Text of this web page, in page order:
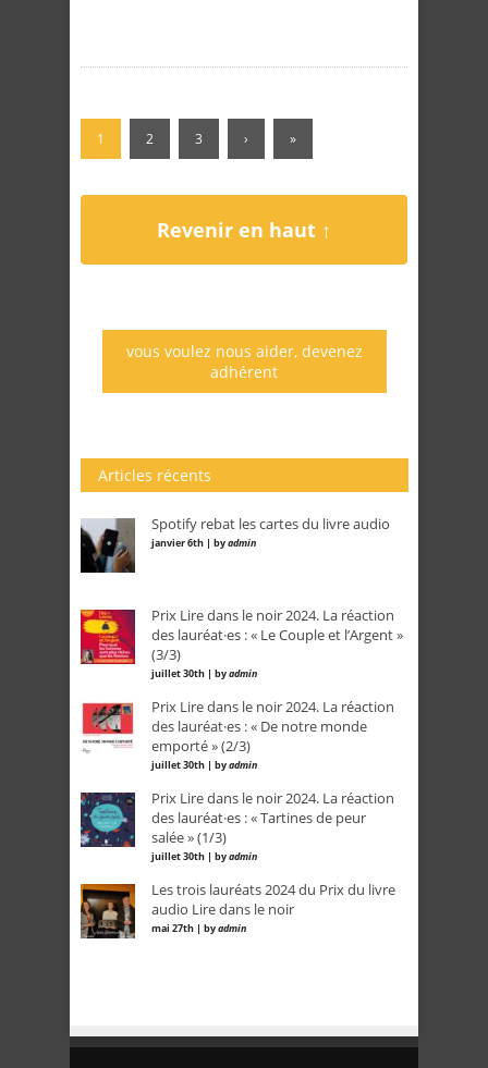
1 2 3 › »
Revenir en haut ↑
vous voulez nous aider, devenez
adhérent
Articles récents
Spotify rebat les cartes du livre audio
janvier 6th | byadmin
Prix Lire dans le noir 2024. La réaction
des lauréat·es : « Le Couple et l’Argent »
(3/3)
juillet 30th | byadmin
Prix Lire dans le noir 2024. La réaction
des lauréat·es : « De notre monde
emporté » (2/3)
juillet 30th | byadmin
Prix Lire dans le noir 2024. La réaction
des lauréat·es : « Tartines de peur
salée » (1/3)
juillet 30th | byadmin
Les trois lauréats 2024 du Prix du livre
audio Lire dans le noir
mai 27th | byadmin